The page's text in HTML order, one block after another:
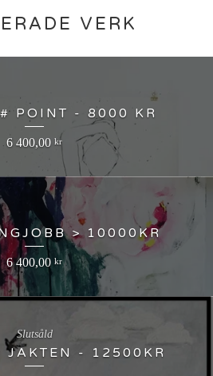
VERK
POINT - 8000 KR
6 400,00 kr
> 10000KR
6 400,00 kr
JAKTEN - 12500KR
Slutsåld